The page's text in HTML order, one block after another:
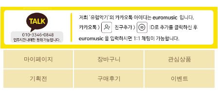
마이페이지 장바구니 관심상품
기획전 구매후기 이벤트